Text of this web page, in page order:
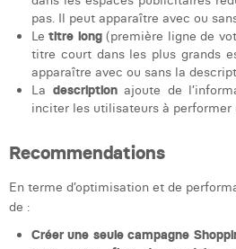
pas. Il peut apparaître avec ou
Letitre long(première ligne de
titre court dans les plus grands
apparaître avec ou sans la
La descriptionajoute de
inciter les utilisateurs à performer
Recommendations
En terme d’optimisation et de
de :
Créer une seule campagne